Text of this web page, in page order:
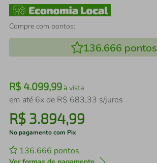
Compre com pontos:
136.666 pontos
R$ 4.099,99à vista
em até 6x de R$ 683,33 s/juros
R$ 3.894,99
No pagamento com Pix
136.666 pontos